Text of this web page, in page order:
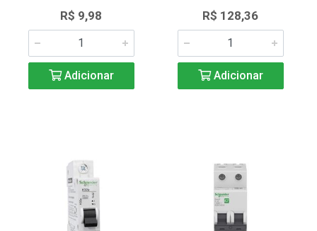
R$ 9,98
Adicionar
R$ 128,36
Adicionar